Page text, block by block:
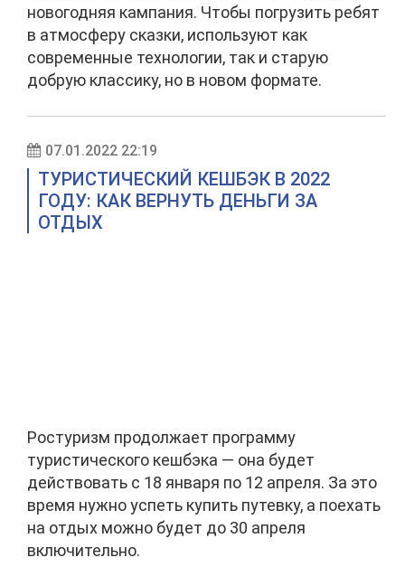
новогодняя кампания. Чтобы погрузить ребят
в атмосферу сказки, используют как
современные технологии, так и старую
добрую классику, но в новом формате.
07.01.2022 22:19
ТУРИСТИЧЕСКИЙ КЕШБЭК В 2022
ГОДУ: КАК ВЕРНУТЬ ДЕНЬГИ ЗА
ОТДЫХ
Ростуризм продолжает программу
туристического кешбэка — она будет
действовать с 18 января по 12 апреля. За это
время нужно успеть купить путевку, а поехать
на отдых можно будет до 30 апреля
включительно.